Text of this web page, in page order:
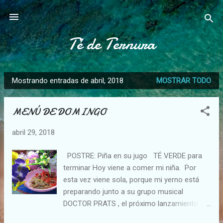
Ir al contenido principal
Té de Ternura
E
n
Mostrando entradas de abril, 2018 MOSTRAR TODO
MENÚ DE DOMINGO
abril 29, 2018
POSTRE: Piña en su jugo TÉ VERDE para
terminar Hoy viene a comer mi niña. Por
esta vez viene sola, porque mi yerno está
preparando junto a su grupo musical
DOCTOR PRATS , el próximo lanzamiento de